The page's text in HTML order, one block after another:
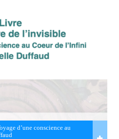
d’une conscience au